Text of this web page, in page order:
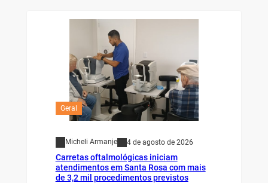
Geral
Micheli Armanje 4 de agosto de 2026
Carretas oftalmológicas iniciam
atendimentos em Santa Rosa com mais
de 3,2 mil procedimentos previstos